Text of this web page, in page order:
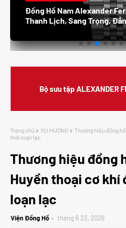
Đồng Hồ Nam Alexander
Thanh Lịch, Sang Trọng,
Bộ sưu tập ALEXANDER
Trang chủ XU HƯỚNG
Thương hiệu đồng
thời loạn lạc
Thương hiệu đồng
Huyền thoại cơ khí
loạn lạc
Viện Đồng Hồ tháng 6 23, 2026